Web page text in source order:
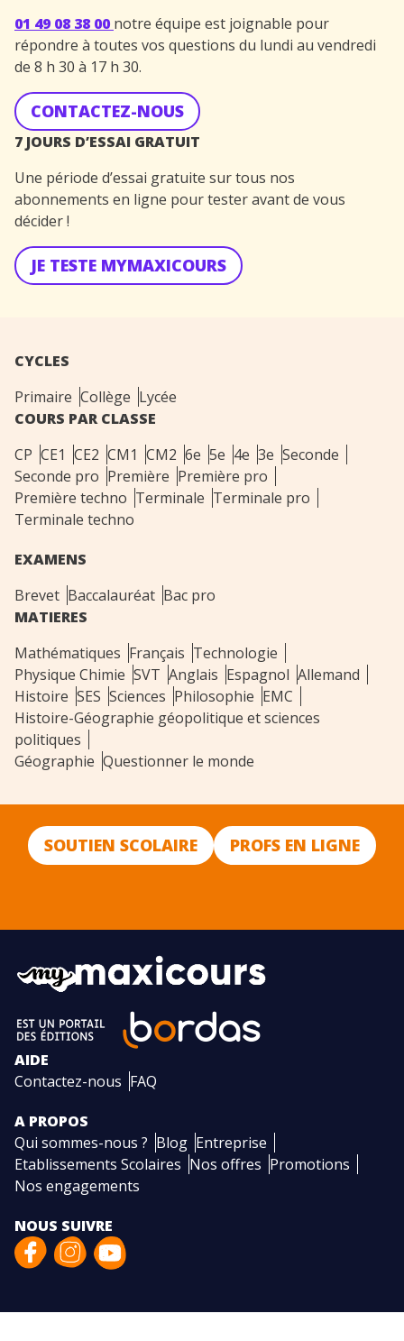
01 49 08 38 00 notre équipe est joignable pour
répondre à toutes vos questions du lundi au vendredi
de 8 h 30 à 17 h 30.
CONTACTEZ-NOUS
7 JOURS D’ESSAI GRATUIT
Une période d’essai gratuite sur tous nos
abonnements en ligne pour tester avant de vous
décider !
JE TESTE MYMAXICOURS
CYCLES
Primaire Collège Lycée
COURS PAR CLASSE
CP CE1 CE2 CM1 CM2 6e 5e 4e 3e Seconde
Seconde pro Première Première pro
Première techno Terminale Terminale pro
Terminale techno
EXAMENS
Brevet Baccalauréat Bac pro
MATIERES
Mathématiques Français Technologie
Physique Chimie SVT Anglais Espagnol Allemand
Histoire SES Sciences Philosophie EMC
Histoire-Géographie géopolitique et sciences
politiques
Géographie Questionner le monde
SOUTIEN SCOLAIRE PROFS EN LIGNE
AIDE
Contactez-nous FAQ
A PROPOS
Qui sommes-nous ? Blog Entreprise
Etablissements Scolaires Nos offres Promotions
Nos engagements
NOUS SUIVRE